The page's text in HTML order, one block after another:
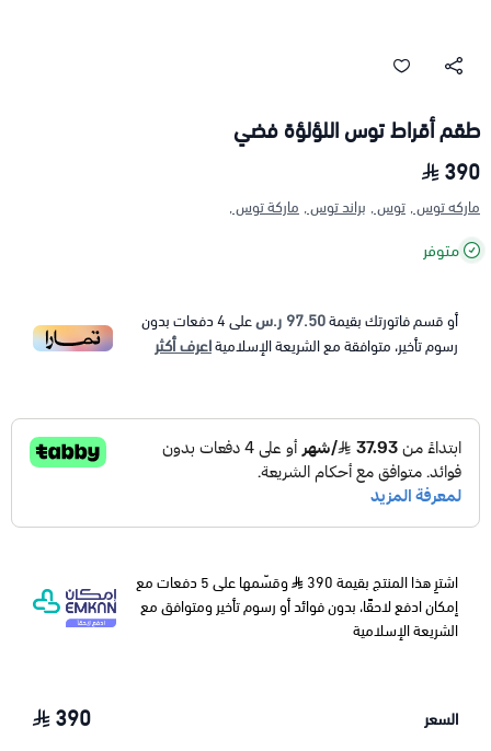
طقم أقراط توس اللؤلؤة فضي
390
ماركه توس , توس , براند توس , ماركة توس ,
متوفر
أو قسم فاتورتك بقيمة97.50 ر.س على4دفعات بدون
رسوم تأخير، متوافقة مع الشريعة الإسلاميةاعرف أكثر
اشترِ هذا المنتج بقيمة 390
وقسّمها على 5 دفعات مع
إمكان ادفع لاحقًا، بدون فوائد أو رسوم تأخير ومتوافق مع
الشريعة الإسلامية
السعر 390